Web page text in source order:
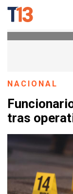
NACIONAL
tras